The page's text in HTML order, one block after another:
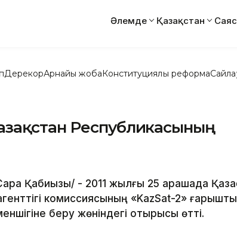
Әлемде Қазақстан
ДерекқорАрнайы жобаКонституциялық реформа
Республикасының
Қабиқызы/ - 2011 жылғы 25 қарашада
комиссиясының «KazSat-2»
беру жөніндегі отырысы өтті.